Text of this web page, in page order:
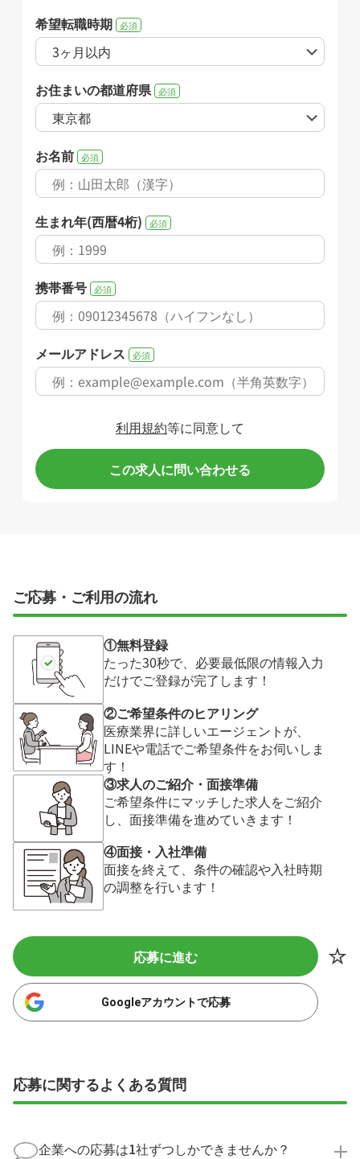
希望転職時期 必須
お住まいの都道府県 必須
お名前 必須
生まれ年(西暦4桁) 必須
携帯番号 必須
メールアドレス 必須
利用規約等に同意して
この求人に問い合わせる
ご応募・ご利用の流れ
①無料登録
たった30秒で、必要最低限の情報入力
だけでご登録が完了します！
②ご希望条件のヒアリング
医療業界に詳しいエージェントが、
LINEや電話でご希望条件をお伺いしま
す！
③求人のご紹介・面接準備
ご希望条件にマッチした求人をご紹介
し、面接準備を進めていきます！
④面接・入社準備
面接を終えて、条件の確認や入社時期
の調整を行います！
応募に進む
Googleアカウントで応募
応募に関するよくある質問
企業への応募は1社ずつしかできませんか？